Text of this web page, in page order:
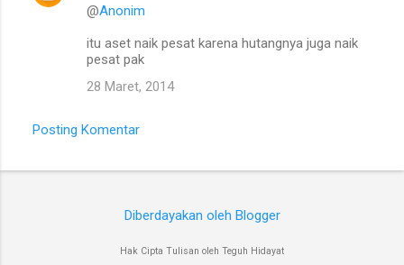
@Anonim
itu aset naik pesat karena hutangnya juga naik
pesat pak
28 Maret, 2014
Posting Komentar
Diberdayakan oleh Blogger
Hak Cipta Tulisan oleh Teguh Hidayat